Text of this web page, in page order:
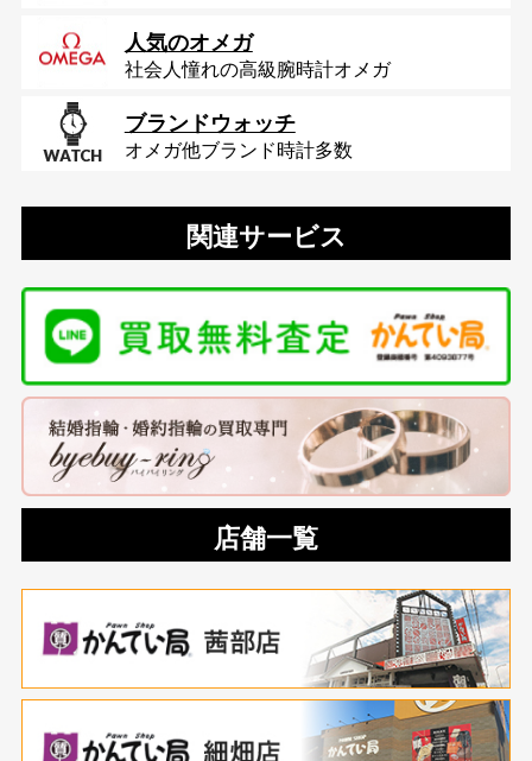
人気のオメガ
社会人憧れの高級腕時計オメガ
ブランドウォッチ
オメガ他ブランド時計多数
関連サービス
店舗一覧